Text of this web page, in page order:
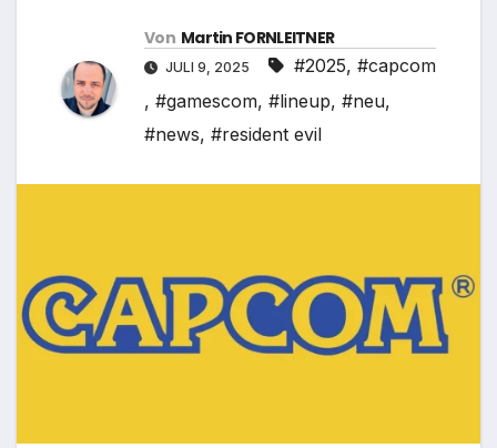
Von Martin FORNLEITNER
JULI 9, 2025 #2025, #capcom
, #gamescom, #lineup, #neu,
#news, #resident evil